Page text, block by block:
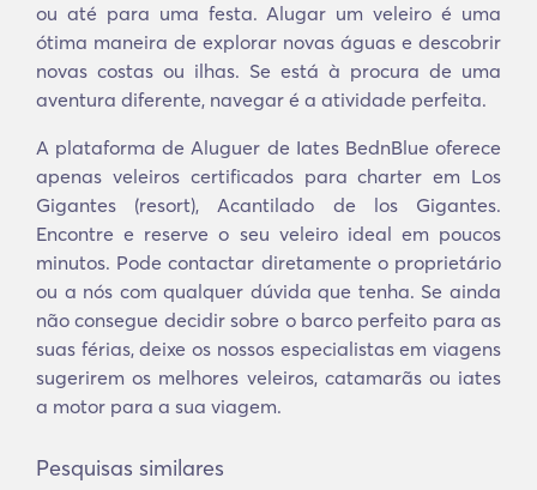
ou até para uma festa. Alugar um veleiro é uma
ótima maneira de explorar novas águas e descobrir
novas costas ou ilhas. Se está à procura de uma
aventura diferente, navegar é a atividade perfeita.
A plataforma de Aluguer de Iates BednBlue oferece
apenas veleiros certificados para charter em Los
Gigantes (resort), Acantilado de los Gigantes.
Encontre e reserve o seu veleiro ideal em poucos
minutos. Pode contactar diretamente o proprietário
ou a nós com qualquer dúvida que tenha. Se ainda
não consegue decidir sobre o barco perfeito para as
suas férias, deixe os nossos especialistas em viagens
sugerirem os melhores veleiros, catamarãs ou iates
a motor para a sua viagem.
Pesquisas similares